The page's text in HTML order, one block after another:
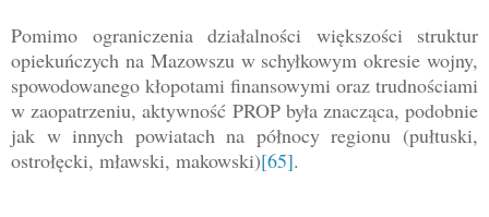
Pomimo ograniczenia działalności większości struktur
opiekuńczych na Mazowszu w schyłkowym okresie wojny,
spowodowanego kłopotami finansowymi oraz trudnościami
w zaopatrzeniu, aktywność PROP była znacząca, podobnie
jak w innych powiatach na północy regionu (pułtuski,
ostrołęcki, mławski, makowski)[65].